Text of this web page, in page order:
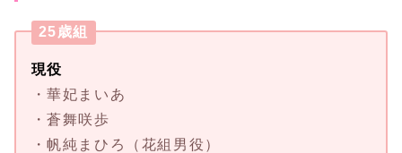
25歳組
現役
・華妃まいあ
・蒼舞咲歩
・帆純まひろ（花組男役）